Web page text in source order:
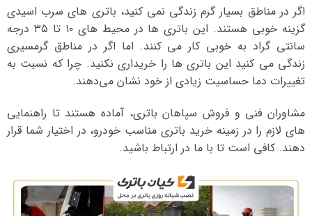
اگر در مناطق بسیار گرم زندگی نمی کنید، باتری های سرب اسیدی
گزینه خوبی هستند. این باتری ها در محیط های ۱۰ تا ۳۵ درجه
سانتی گراد به خوبی کار می کنند. اما اگر در مناطق گرمسیری
زندگی می کنید این باتری ها را خریداری نکنید. چرا که نسبت به
تغییرات دما حساسیت زیادی از خود نشان می‌دهند.
مشاوران فنی و فروش سپاهان باتری، آماده هستند تا راهنمایی
های لازم را در زمینه خرید باتری مناسب خودرو، در اختیار شما قرار
دهند. کافی است تا با ما در ارتباط باشید.
نمایشگر
ویدیو